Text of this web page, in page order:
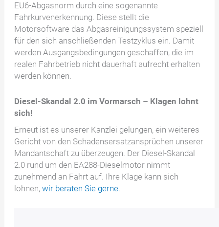
EU6-Abgasnorm durch eine sogenannte
Fahrkurvenerkennung. Diese stellt die
Motorsoftware das Abgasreinigungssystem speziell
für den sich anschließenden Testzyklus ein. Damit
werden Ausgangsbedingungen geschaffen, die im
realen Fahrbetrieb nicht dauerhaft aufrecht erhalten
werden können.
Diesel-Skandal 2.0 im Vormarsch – Klagen lohnt
sich!
Erneut ist es unserer Kanzlei gelungen, ein weiteres
Gericht von den Schadensersatzansprüchen unserer
Mandantschaft zu überzeugen. Der Diesel-Skandal
2.0 rund um den EA288-Dieselmotor nimmt
zunehmend an Fahrt auf. Ihre Klage kann sich
lohnen,wir beraten Sie gerne.